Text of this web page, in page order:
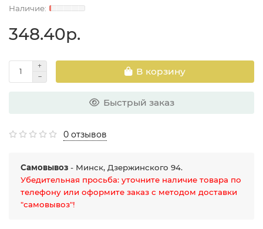
348.40р.
В корзину
Быстрый заказ
0 отзывов
Самовывоз - Минск, Дзержинского 94.
Убедительная просьба: уточните наличие товара по
телефону или оформите заказ с методом доставки
"самовывоз"!